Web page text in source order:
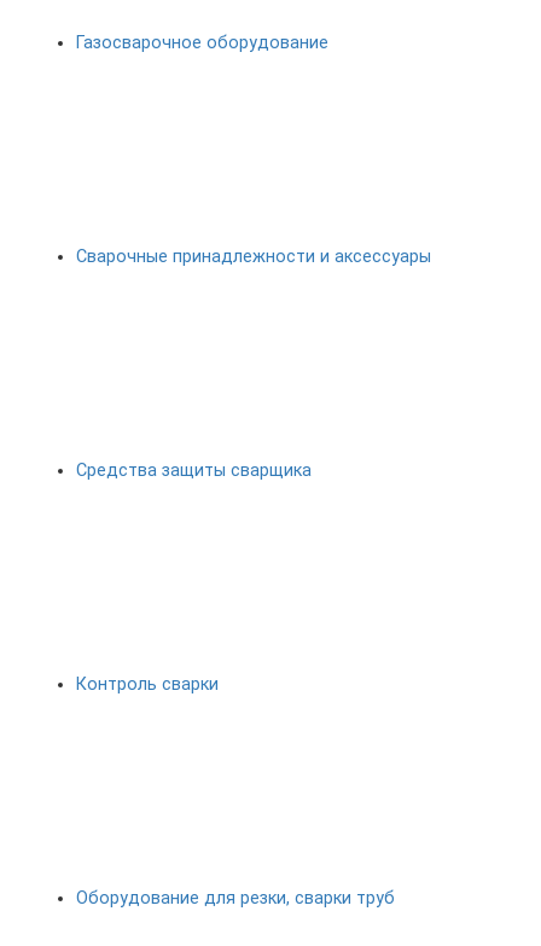
Газосварочное оборудование
Сварочные принадлежности и аксессуары
Средства защиты сварщика
Контроль сварки
Оборудование для резки, сварки труб